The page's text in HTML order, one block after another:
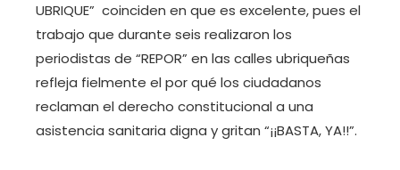
UBRIQUE” coinciden en que es excelente, pues el
trabajo que durante seis realizaron los
periodistas de “REPOR” en las calles ubriqueñas
refleja fielmente el por qué los ciudadanos
reclaman el derecho constitucional a una
asistencia sanitaria digna y gritan “¡¡BASTA, YA!!”.